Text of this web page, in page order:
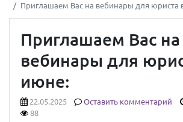
Приглашаем Вас на вебинары для юриста
Приглашаем Вас на
вебинары для
июне:
22.05.2025 Оставить комментарий
88